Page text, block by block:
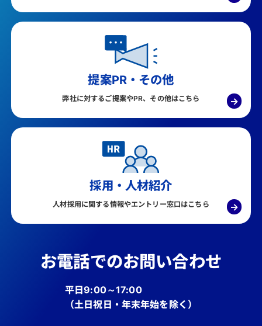
提案PR・その他
弊社に対するご提案やPR、その他はこちら →
採用・人材紹介
人材採用に関する情報やエントリー窓口はこちら →
お電話でのお問い合わせ
平日9:00～17:00
（土日祝日・年末年始を除く）